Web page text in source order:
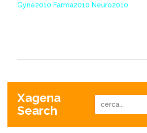
Gyne2010 Farma2010 Neuro2010
Xagena
Search